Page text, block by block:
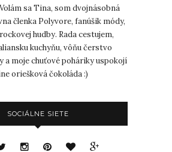
sa Tina, som dvojnásobná
členka Polyvore, fanúšik módy,
hudby. Rada cestujem,
kuchyňu, vôňu čerstvo
a moje chuťové poháriky uspokojí
oriešková čokoláda :)
SOCIÁLNE SIETE